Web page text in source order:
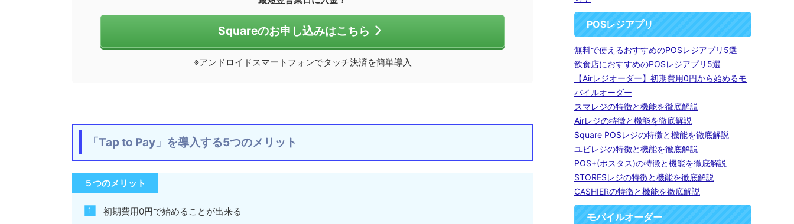
Squareのお申し込みはこちら
※アンドロイドスマートフォンでタッチ決済を簡単導入
「Tap to Pay」を導入する5つのメリット
５つのメリット
初期費用0円で始めることが出来る
POSレジアプリ
無料で使えるおすすめのPOSレジアプリ5選
飲食店におすすめのPOSレジアプリ5選
【Airレジオーダー】初期費用0円から始めるモ
バイルオーダー
スマレジの特徴と機能を徹底解説
Airレジの特徴と機能を徹底解説
Square POSレジの特徴と機能を徹底解説
ユビレジの特徴と機能を徹底解説
POS+(ポスタス)の特徴と機能を徹底解説
STORESレジの特徴と機能を徹底解説
CASHIERの特徴と機能を徹底解説
モバイルオーダー